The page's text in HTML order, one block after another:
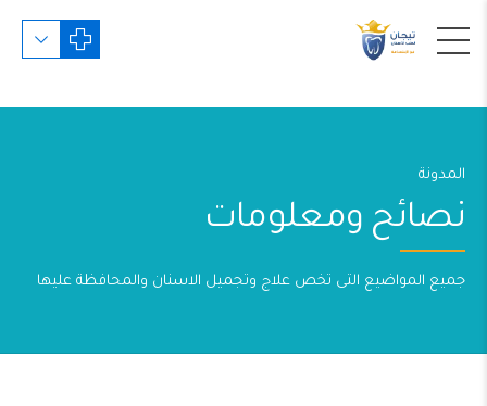
المدونة
نصائح ومعلومات
جميع المواضيع التى تخص علاج وتجميل الاسنان والمحافظة عليها